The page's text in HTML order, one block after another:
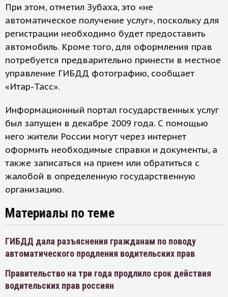
При этом, отметил Зубаха, это «не
автоматическое получение услуг», поскольку для
регистрации необходимо будет предоставить
автомобиль. Кроме того, для оформления прав
потребуется предварительно принести в местное
управление ГИБДД фотографию, сообщает
«Итар-Тасс».
Информационный портал государственных услуг
был запущен в декабре 2009 года. С помощью
него жители России могут через интернет
оформить необходимые справки и документы, а
также записаться на прием или обратиться с
жалобой в определенную государственную
организацию.
Материалы по теме
ГИБДД дала разъяснения гражданам по поводу
автоматического продления водительских прав
Правительство на три года продлило срок действия
водительских прав россиян